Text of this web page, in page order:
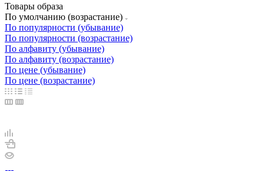
Товары образа
По умолчанию (возрастание)
По популярности (убывание)
По популярности (возрастание)
По алфавиту (убывание)
По алфавиту (возрастание)
По цене (убывание)
По цене (возрастание)